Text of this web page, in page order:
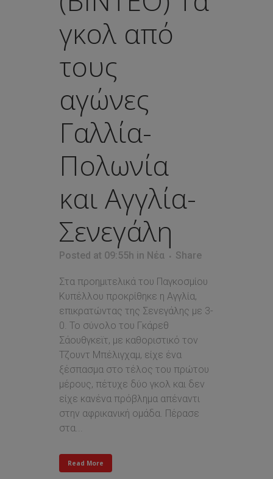
γκολ από
τους
αγώνες
Γαλλία-
Πολωνία
και Αγγλία-
Σενεγάλη
Posted at 09:55h in Νέα Share
Στα προημιτελικά του Παγκοσμίου
Κυπέλλου προκρίθηκε η Αγγλία,
επικρατώντας της Σενεγάλης με 3-
0. Το σύνολο του Γκάρεθ
Σάουθγκεϊτ, με καθοριστικό τον
Τζουντ Μπέλιγχαμ, είχε ένα
ξέσπασμα στο τέλος του πρώτου
μέρους, πέτυχε δύο γκολ και δεν
είχε κανένα πρόβλημα απέναντι
στην αφρικανική ομάδα. Πέρασε
στα...
Read More